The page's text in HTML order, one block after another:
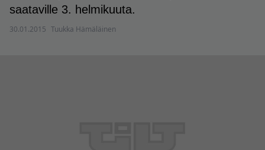
saataville 3. helmikuuta.
30.01.2015 Tuukka Hämäläinen